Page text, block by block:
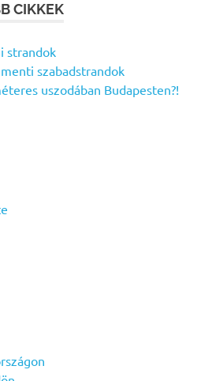
CIKKEK
strandok
szabadstrandok
uszodában Budapesten?!